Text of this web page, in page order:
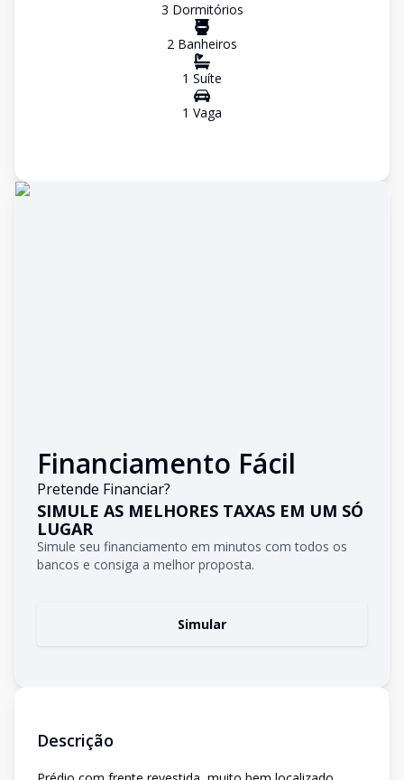
3 Dormitórios
2 Banheiros
1 Suíte
1 Vaga
Financiamento Fácil
Pretende Financiar?
SIMULE AS MELHORES TAXAS EM UM SÓ
LUGAR
Simule seu financiamento em minutos com todos os
bancos e consiga a melhor proposta.
Simular
Descrição